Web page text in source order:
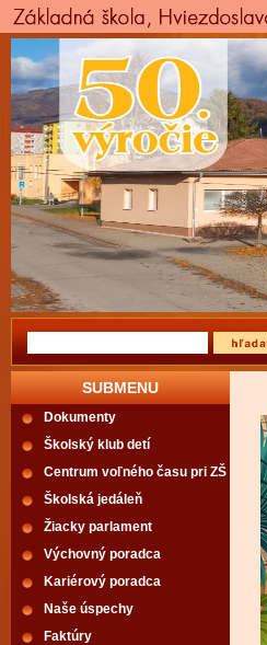
SUBMENU
Dokumenty
Školský klub detí
Centrum voľného času pri ZŠ
Školská jedáleň
Žiacky parlament
Výchovný poradca
Kariérový poradca
Naše úspechy
Faktúry